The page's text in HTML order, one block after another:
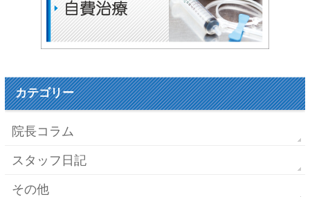
カテゴリー
院長コラム
スタッフ日記
その他